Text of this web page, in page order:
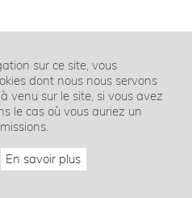
sur ce site, vous
dont nous nous servons
venu sur le site, si vous avez
le cas où vous auriez un
En savoir plus